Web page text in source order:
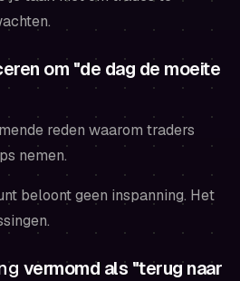
om "de dag de moeite
reden waarom traders
nemen.
beloont geen inspanning. Het
vermomd als "terug naar